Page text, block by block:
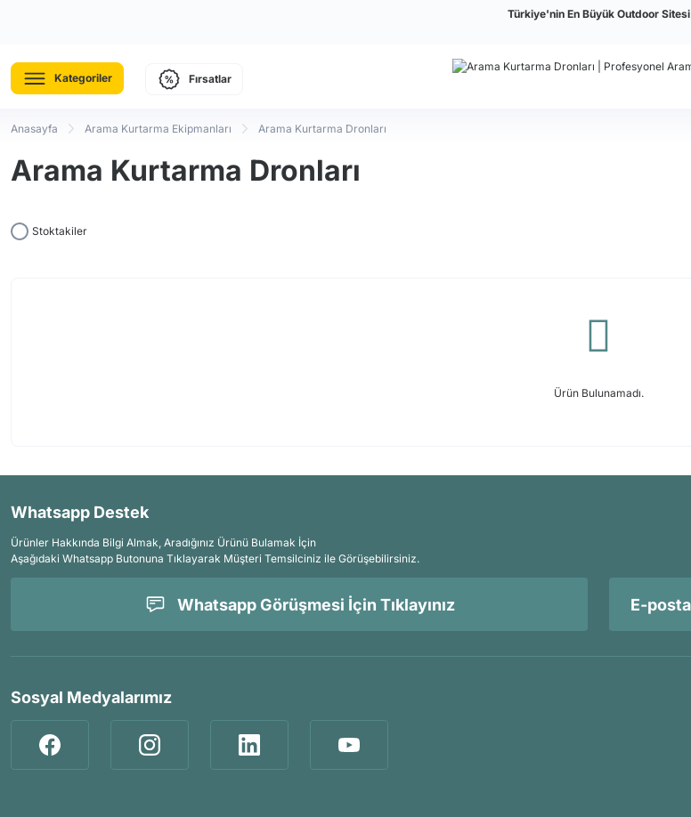
Türkiye'nin En Büyük Outdoor Sitesi
Kategoriler Fırsatlar
Anasayfa Arama Kurtarma Ekipmanları Arama Kurtarma Dronları
Arama Kurtarma Dronları
Stoktakiler
Ürün Bulunamadı.
Whatsapp Destek
Ürünler Hakkında Bilgi Almak, Aradığınız Ürünü Bulamak İçin
Aşağıdaki Whatsapp Butonuna Tıklayarak Müşteri Temsilciniz ile Görüşebilirsiniz.
Whatsapp Görüşmesi İçin Tıklayınız
Sosyal Medyalarımız